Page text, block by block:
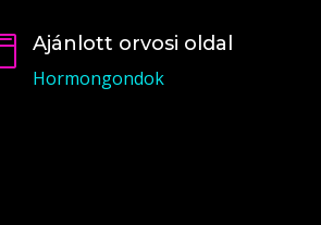
Ajánlott orvosi oldal
Hormongondok